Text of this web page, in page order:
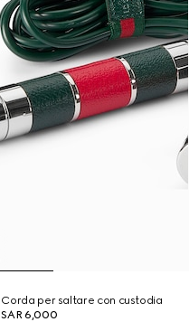
Corda per saltare con custodia
SAR 6,000